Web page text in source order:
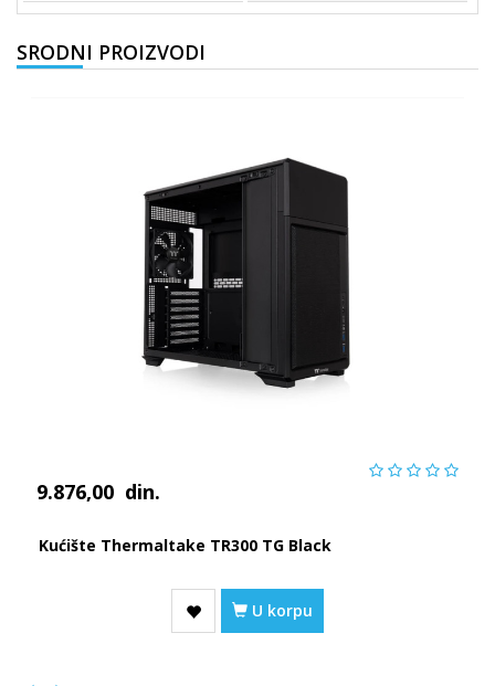
SRODNI PROIZVODI
9.876,00 din.
Kućište Thermaltake TR300 TG Black
U korpu